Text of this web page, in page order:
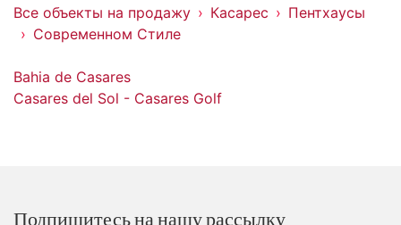
Все объекты на продажу Касарес
Пентхаусы
Современном Стиле
Bahia de Casares
Casares del Sol - Casares Golf
Подпишитесь на нашу рассылку